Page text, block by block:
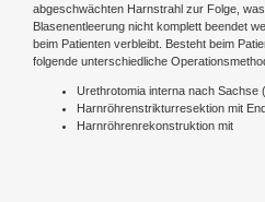
abgeschwächten Harnstrahl zur Folge,
Blasenentleerung nicht komplett beendet
beim Patienten verbleibt. Besteht beim
folgende unterschiedliche
Urethrotomia interna nach Sachse
Harnröhrenstrikturresektion mit
Harnröhrenrekonstruktion mit